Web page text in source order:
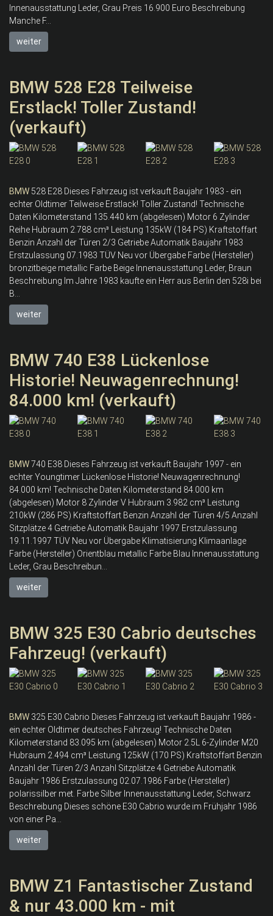
Innenausstattung Leder, Grau Preis 16.900 Euro Beschreibung
Manche F...
weiter
BMW 528 E28 Teilweise
Erstlack! Toller Zustand!
(verkauft)
BMW 528 E28 Dieses Fahrzeug ist verkauft Baujahr 1983 - ein
echter Oldtimer Teilweise Erstlack! Toller Zustand! Technische
Daten Kilometerstand 135.440 km (abgelesen) Motor 6 Zylinder
Reihe Hubraum 2.788 cm³ Leistung 135kW (184 PS) Kraftstoffart
Benzin Anzahl der Türen 2/3 Getriebe Automatik Baujahr 1983
Erstzulassung 07.1983 TÜV Neu vor Übergabe Farbe (Hersteller)
bronzitbeige metallic Farbe Beige Innenausstattung Leder, Braun
Beschreibung Im Jahre 1983 kaufte ein Herr aus Berlin den 528i bei
B...
weiter
BMW 740 E38 Lückenlose
Historie! Neuwagenrechnung!
84.000 km! (verkauft)
BMW740 E38 Dieses Fahrzeug ist verkauft Baujahr 1997 - ein
echter Youngtimer Lückenlose Historie! Neuwagenrechnung!
84.000 km! Technische Daten Kilometerstand 84.000 km
(abgelesen) Motor 8 Zylinder V Hubraum 3.982 cm³ Leistung
210kW (286 PS) Kraftstoffart Benzin Anzahl der Türen 4/5 Anzahl
Sitzplätze 4 Getriebe Automatik Baujahr 1997 Erstzulassung
19.11.1997 TÜV Neu vor Übergabe Klimatisierung Klimaanlage
Farbe (Hersteller) Orientblau metallic Farbe Blau Innenausstattung
Leder, Grau Beschreibun...
weiter
BMW 325 E30 Cabrio deutsches
Fahrzeug! (verkauft)
BMW 325 E30 Cabrio Dieses Fahrzeug ist verkauft Baujahr 1986 -
ein echter Oldtimer deutsches Fahrzeug! Technische Daten
Kilometerstand 83.095 km (abgelesen) Motor 2.5L 6-Zylinder M20
Hubraum 2.494 cm³ Leistung 125kW (170 PS) Kraftstoffart Benzin
Anzahl der Türen 2/3 Anzahl Sitzplätze 4 Getriebe Automatik
Baujahr 1986 Erstzulassung 02.07.1986 Farbe (Hersteller)
polarissilber met. Farbe Silber Innenausstattung Leder, Schwarz
Beschreibung Dieses schöne E30 Cabrio wurde im Frühjahr 1986
von einer Pa...
weiter
BMW Z1 Fantastischer Zustand
& nur 43.000 km - mit